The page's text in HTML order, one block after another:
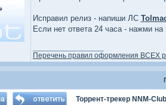
Исправил релиз - напиши ЛС
Если нет ответа 24 часа - нажми
Перечень правил оформления ВСЕХ
Торрент-трекер NNM-Club